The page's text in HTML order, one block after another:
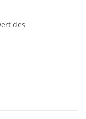
des